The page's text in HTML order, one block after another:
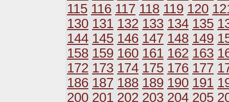
115 116 117 118 119 120
130 131 132 133 134 135
144 145 146 147 148 149
158 159 160 161 162 163
172 173 174 175 176 177
186 187 188 189 190 191
200 201 202 203 204 205